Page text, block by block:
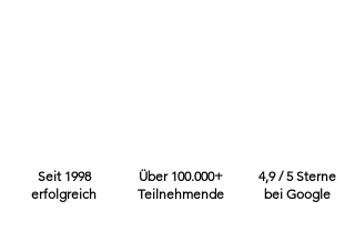
Seit 1998
erfolgreich
Über 100.000+
Teilnehmende
4,9 / 5 Sterne
bei Google